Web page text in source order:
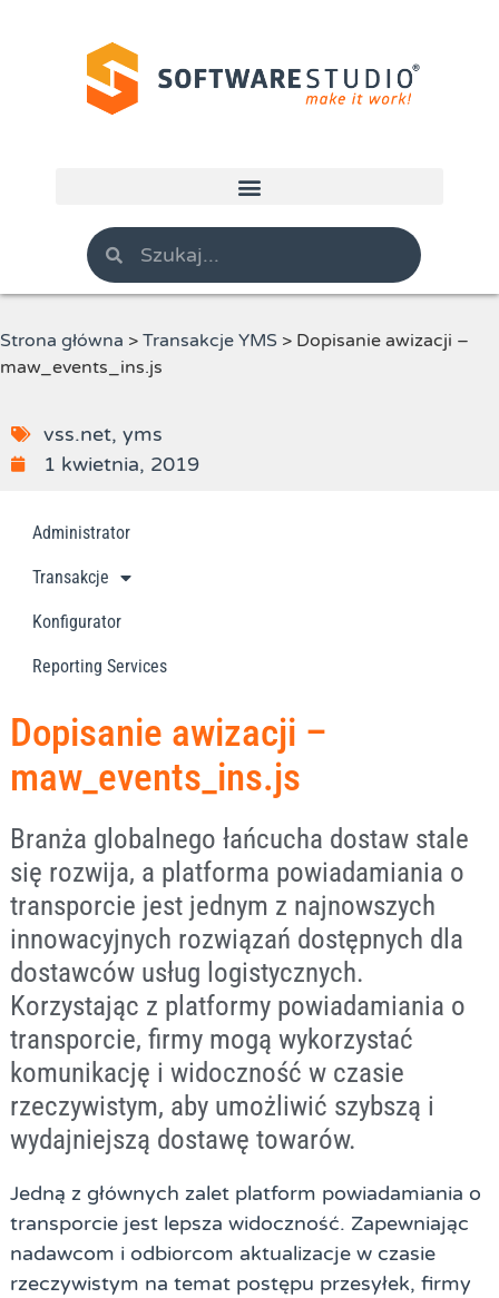
Strona główna > Transakcje YMS > Dopisanie awizacji –
maw_events_ins.js
vss.net, yms
1 kwietnia, 2019
Administrator
Transakcje
Konfigurator
Reporting Services
Dopisanie awizacji –
maw_events_ins.js
Branża globalnego łańcucha dostaw stale
się rozwija, a platforma powiadamiania o
transporcie jest jednym z najnowszych
innowacyjnych rozwiązań dostępnych dla
dostawców usług logistycznych.
Korzystając z platformy powiadamiania o
transporcie, firmy mogą wykorzystać
komunikację i widoczność w czasie
rzeczywistym, aby umożliwić szybszą i
wydajniejszą dostawę towarów.
Jedną z głównych zalet platform powiadamiania o
transporcie jest lepsza widoczność. Zapewniając
nadawcom i odbiorcom aktualizacje w czasie
rzeczywistym na temat postępu przesyłek, firmy